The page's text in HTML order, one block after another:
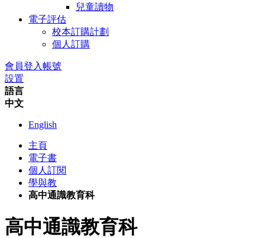
兒童讀物
電子評估
校本訂購計劃
個人訂購
會員登入帳號
設置
語言
中文
English
主頁
電子書
個人訂閱
學與教
高中通識教育科
高中通識教育科